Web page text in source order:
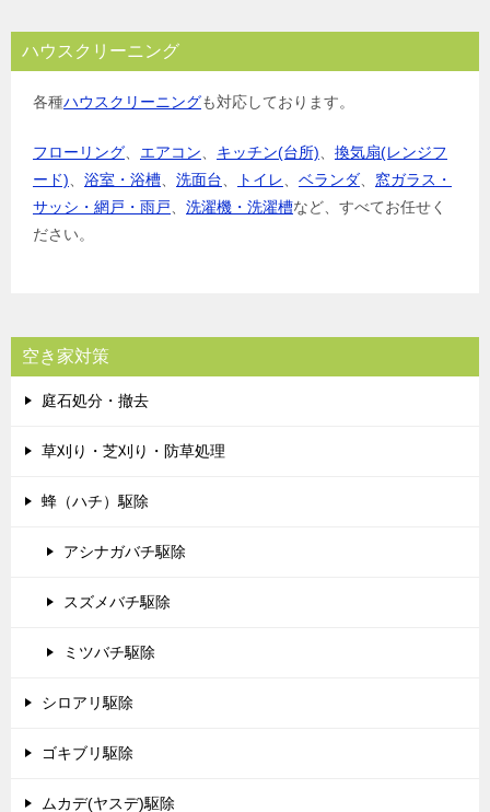
ハウスクリーニング
各種ハウスクリーニングも対応しております。
フローリング、 エアコン、 キッチン(台所)、 換気扇(レンジフ
ード)、 浴室・浴槽、 洗面台、 トイレ、 ベランダ、 窓ガラス・
サッシ・網戸・雨戸、 洗濯機・洗濯槽など、すべてお任せく
ださい。
空き家対策
庭石処分・撤去
草刈り・芝刈り・防草処理
蜂（ハチ）駆除
アシナガバチ駆除
スズメバチ駆除
ミツバチ駆除
シロアリ駆除
ゴキブリ駆除
ムカデ(ヤスデ)駆除